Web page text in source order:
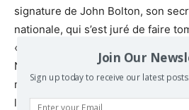
signature de John Bolton, son
nationale, qui s’est juré de faire
« tyrannie de la troïka », à savoir le
Nicaragua. Mais, cet acharnement
masquer la convoitise
le pétrole vénézuélien.
Join Our
Sign up today to receive our latest posts.